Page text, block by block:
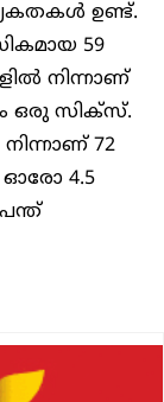
ഉണ്ട്.
59
നിന്നാണ്
ഒരു സിക്‌സ്.
72
4.5